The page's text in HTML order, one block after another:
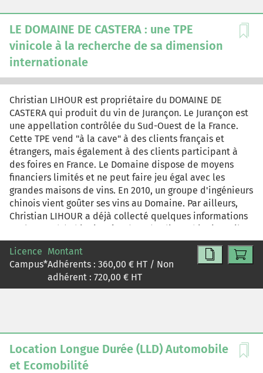
sentiment d'insatisfaction. "Les Estuvales" ont décidé de
réagir, car la concurrence est de plus en plus rude et leur
position de leader risque d'être remise en cause. Elles
réfléchissent à la mise en oeuvre d'un programme de
fidélisation à l'attention de leurs clients...
LE DOMAINE DE CASTERA : une TPE
vinicole à la recherche de sa dimension
internationale
Christian LIHOUR est propriétaire du DOMAINE DE
CASTERA qui produit du vin de Jurançon. Le Jurançon est
une appellation contrôlée du Sud-Ouest de la France.
Cette TPE vend "à la cave" à des clients français et
étrangers, mais également à des clients participant à
des foires en France. Le Domaine dispose de moyens
financiers limités et ne peut faire jeu égal avec les
grandes maisons de vins. En 2010, un groupe d'ingénieurs
chinois vient goûter ses vins au Domaine. Par ailleurs,
Christian LIHOUR a déjà collecté quelques informations
sur le marché chinois grâce à un étudiant chinois qu'il a
reçu en stage pendant trois mois. Au bout du compte, il
se demande si la Chine pourrait être un débouché
intéressant. Bien qu'intéressé par la perspective, il reste
perplexe et cherche à y voir plus clair avant de prendre
convoité et si concurrentiel, une étude de marché
s'impose, et , au-delà, des recommandations
stratégiques pour l'entreprise...
Licence
Campus*
Montant
Adhérents : 360,00 € HT / Non
adhérent : 720,00 € HT
Location Longue Durée (LLD) Automobile
et Ecomobilité